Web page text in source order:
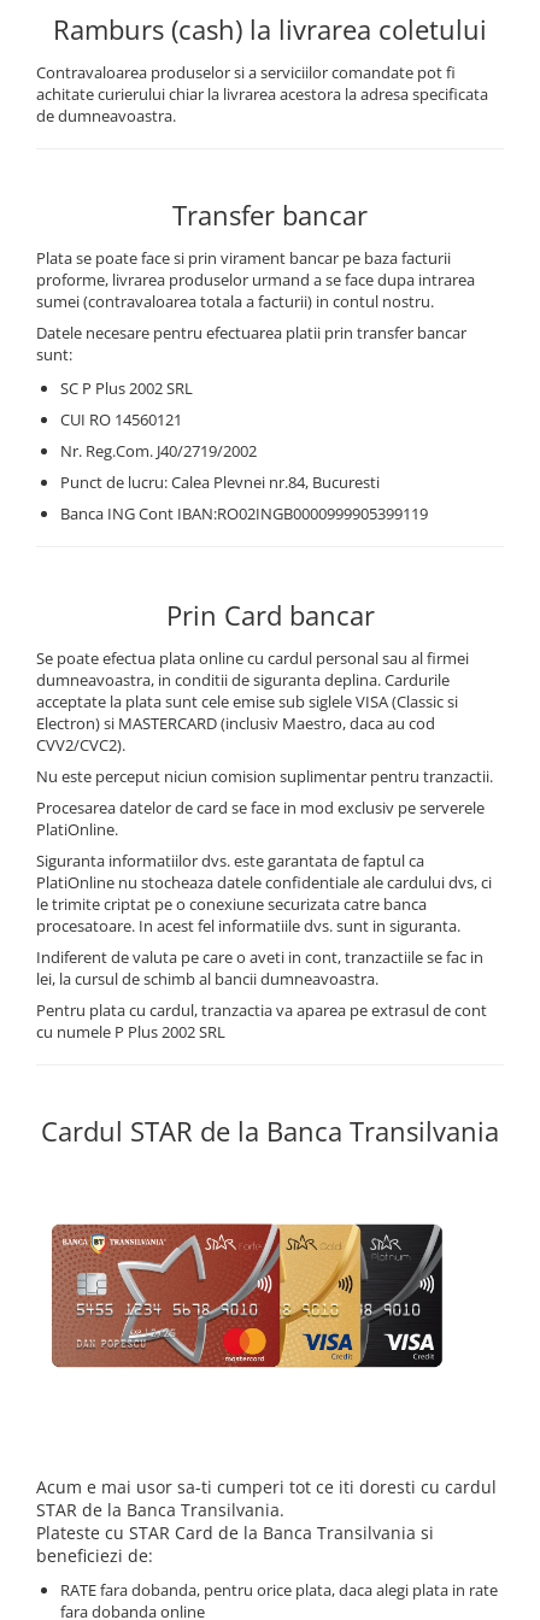
Panouri fotovoltaice si accesorii
Panouri fotovoltaice
Sisteme prindere panouri
Invertoare On-grid
Controlere solare
MPPT
PWM
Convertoare de tensiune
Sisteme de stocare energie
LiFePO4
Sisteme de Stocare Comerciale
Sisteme fotovoltaice de putere
mica (rulota/caravan/case de
vacanta)
Sisteme fotovoltaice profesionale
Pachete sisteme fotovoltaice
Statii de incarcare vehicule
electrice
Statii de incarcare
Cabluri de incarcare vehicule
electrice
Prize de incarcare vehicule
electrice
Accesorii
Baterii si acumulatori gel si VRLA
de 6-12 V
Acumulatori Moto, ATV
AGM
Li-Ion
Marine & Caravan
APC
Pachete acumulatori VRLA
Sisteme de management (BMS)
Ramburs (cash) la livrarea coletului
Contravaloarea produselor si a serviciilor comandate pot fi
achitate curierului chiar la livrarea acestora la adresa specificata
de dumneavoastra.
Transfer bancar
Plata se poate face si prin virament bancar pe baza facturii
proforme, livrarea produselor urmand a se face dupa intrarea
sumei (contravaloarea totala a facturii) in contul nostru.
Datele necesare pentru efectuarea platii prin transfer bancar
sunt:
SC P Plus 2002 SRL
CUI RO 14560121
Nr. Reg.Com. J40/2719/2002
Punct de lucru: Calea Plevnei nr.84, Bucuresti
Banca ING Cont IBAN:RO02INGB0000999905399119
Prin Card bancar
Se poate efectua plata online cu cardul personal sau al firmei
dumneavoastra, in conditii de siguranta deplina. Cardurile
acceptate la plata sunt cele emise sub siglele VISA (Classic si
Electron) si MASTERCARD (inclusiv Maestro, daca au cod
CVV2/CVC2).
Nu este perceput niciun comision suplimentar pentru tranzactii.
Procesarea datelor de card se face in mod exclusiv pe serverele
PlatiOnline.
Siguranta informatiilor dvs. este garantata de faptul ca
PlatiOnline nu stocheaza datele confidentiale ale cardului dvs, ci
le trimite criptat pe o conexiune securizata catre banca
procesatoare. In acest fel informatiile dvs. sunt in siguranta.
Indiferent de valuta pe care o aveti in cont, tranzactiile se fac in
lei, la cursul de schimb al bancii dumneavoastra.
Pentru plata cu cardul, tranzactia va aparea pe extrasul de cont
cu numele P Plus 2002 SRL
Cardul STAR de la Banca Transilvania
Acum e mai usor sa-ti cumperi tot ce iti doresti cu cardul
STAR de la Banca Transilvania.
Plateste cu STAR Card de la Banca Transilvania si
beneficiezi de:
RATE fara dobanda, pentru orice plata, daca alegi plata in rate
fara dobanda online